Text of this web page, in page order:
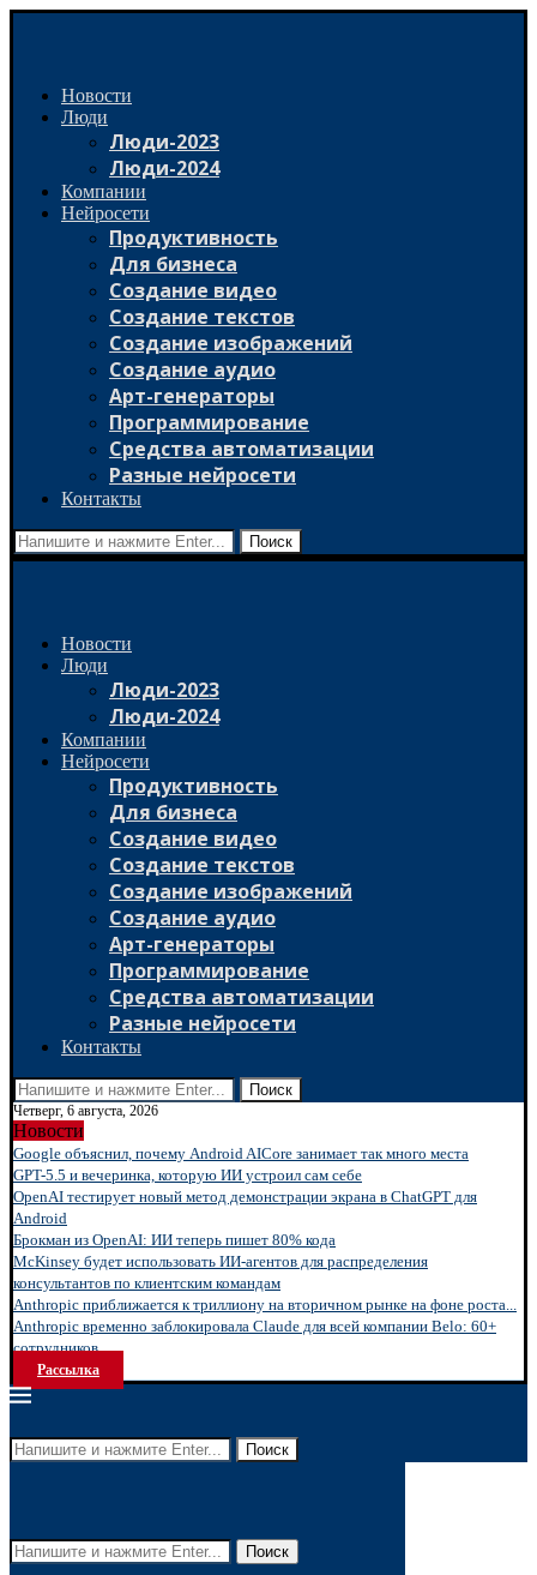
Новости
Люди
Люди-2023
Люди-2024
Компании
Нейросети
Продуктивность
Для бизнеса
Создание видео
Создание текстов
Создание изображений
Создание аудио
Арт-генераторы
Программирование
Средства автоматизации
Разные нейросети
Контакты
Поиск
Новости
Люди
Люди-2023
Люди-2024
Компании
Нейросети
Продуктивность
Для бизнеса
Создание видео
Создание текстов
Создание изображений
Создание аудио
Арт-генераторы
Программирование
Средства автоматизации
Разные нейросети
Контакты
Поиск
Четверг, 6 августа, 2026
Новости
Google объяснил, почему Android AICore занимает так много места
GPT-5.5 и вечеринка, которую ИИ устроил сам себе
OpenAI тестирует новый метод демонстрации экрана в ChatGPT для
Android
Брокман из OpenAI: ИИ теперь пишет 80% кода
McKinsey будет использовать ИИ-агентов для распределения
консультантов по клиентским командам
Anthropic приближается к триллиону на вторичном рынке на фоне роста...
Anthropic временно заблокировала Claude для всей компании Belo: 60+
сотрудников...
Рассылка
Поиск
Поиск